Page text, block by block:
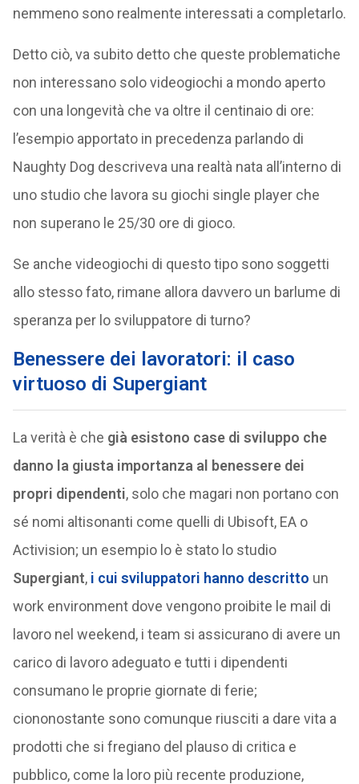
nemmeno sono realmente interessati a completarlo.
Detto ciò, va subito detto che queste problematiche
non interessano solo videogiochi a mondo aperto
con una longevità che va oltre il centinaio di ore:
l’esempio apportato in precedenza parlando di
Naughty Dog descriveva una realtà nata all’interno di
uno studio che lavora su giochi single player che
non superano le 25/30 ore di gioco.
Se anche videogiochi di questo tipo sono soggetti
allo stesso fato, rimane allora davvero un barlume di
speranza per lo sviluppatore di turno?
Benessere dei lavoratori: il caso
virtuoso di Supergiant
La verità è che già esistono case di sviluppo che
danno la giusta importanza al benessere dei
propri dipendenti, solo che magari non portano con
sé nomi altisonanti come quelli di Ubisoft, EA o
Activision; un esempio lo è stato lo studio
Supergiant, i cui sviluppatori hanno descritto un
work environment dove vengono proibite le mail di
lavoro nel weekend, i team si assicurano di avere un
carico di lavoro adeguato e tutti i dipendenti
consumano le proprie giornate di ferie;
ciononostante sono comunque riusciti a dare vita a
prodotti che si fregiano del plauso di critica e
pubblico, come la loro più recente produzione,